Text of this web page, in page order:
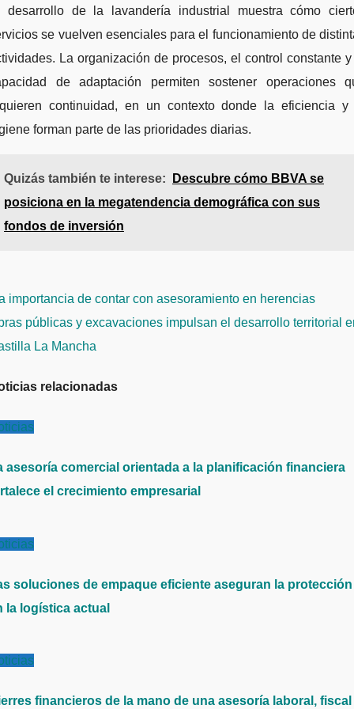
desarrollo de la lavandería industrial muestra cómo
se vuelven esenciales para el funcionamiento de
La organización de procesos, el control constante
de adaptación permiten sostener operaciones
continuidad, en un contexto donde la eficiencia y
forman parte de las prioridades diarias.
Quizás también te interese:
Descubre cómo BBVA se
posiciona en la megatendencia demográfica con sus
fondos de inversión
importancia de contar con asesoramiento en herencias
públicas y excavaciones impulsan el desarrollo territorial
La Mancha
relacionadas
asesoría comercial orientada a la planificación financiera
el crecimiento empresarial
soluciones de empaque eficiente aseguran la protección
la logística actual
financieros de la mano de una asesoría laboral, fiscal